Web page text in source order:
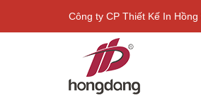
Công ty CP Thiết Kế In